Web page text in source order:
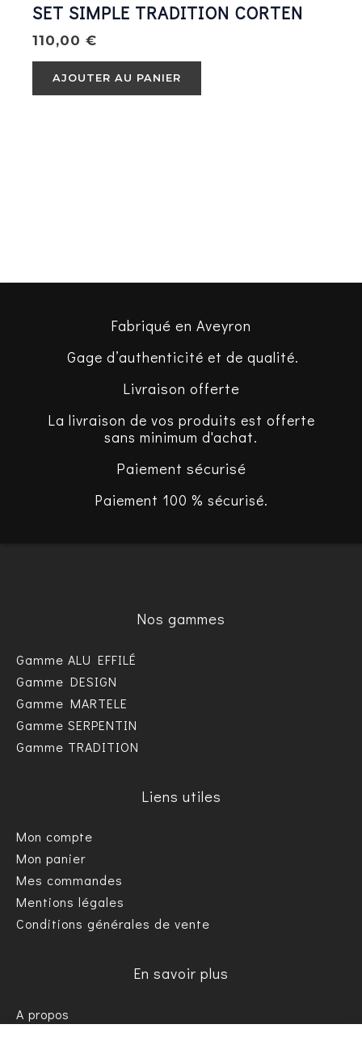
SET SIMPLE TRADITION CORTEN
110,00 €
AJOUTER AU PANIER
Fabriqué en Aveyron
Gage d’authenticité et de qualité.
Livraison offerte
La livraison de vos produits est offerte
sans minimum d'achat.
Paiement sécurisé
Paiement 100 % sécurisé.
Nos gammes
Gamme ALU EFFILÉ
Gamme DESIGN
Gamme MARTELE
Gamme SERPENTIN
Gamme TRADITION
Liens utiles
Mon compte
Mon panier
Mes commandes
Mentions légales
Conditions générales de vente
En savoir plus
A propos